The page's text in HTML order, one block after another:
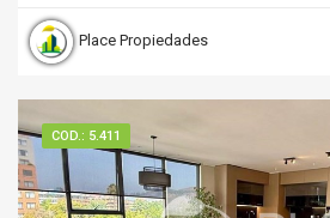
Place Propiedades
COD.: 5.411